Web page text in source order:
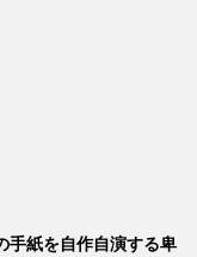
手紙を自作自演する卑